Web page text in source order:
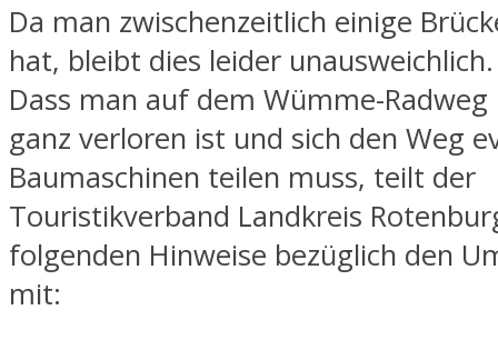
Da man zwischenzeitlich einige
hat, bleibt dies leider unausweichlich.
Dass man auf dem Wümme-
ganz verloren ist und sich den Weg
Baumaschinen teilen muss, teilt der
Touristikverband Landkreis
folgenden Hinweise bezüglich den
mit: